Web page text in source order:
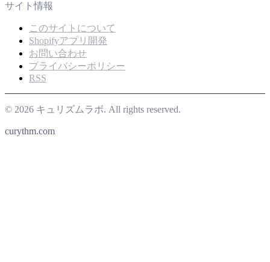
サイト情報
このサイトについて
Shopifyアプリ開発
お問い合わせ
プライバシーポリシー
RSS
© 2026 キュリズムラボ. All rights reserved.
curythm.com